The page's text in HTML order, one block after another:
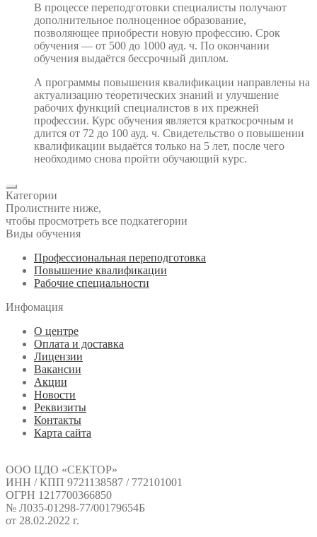
В процессе переподготовки специалисты получают
дополнительное полноценное образование,
позволяющее приобрести новую профессию. Срок
обучения — от 500 до 1000 ауд. ч. По окончании
обучения выдаётся бессрочный диплом.
А программы повышения квалификации направлены на
актуализацию теоретических знаний и улучшение
рабочих функций специалистов в их прежней
профессии. Курс обучения является краткосрочным и
длится от 72 до 100 ауд. ч. Свидетельство о повышении
квалификации выдаётся только на 5 лет, после чего
необходимо снова пройти обучающий курс.
Категории
Пролистните ниже,
чтобы просмотреть все подкатегории
Виды обучения
Профессиональная переподготовка
Повышение квалификации
Рабочие специальности
Инфомация
О центре
Оплата и доставка
Лицензии
Вакансии
Акции
Новости
Реквизиты
Контакты
Карта сайта
ООО ЦДО «СЕКТОР»
ИНН / КПП 9721138587 / 772101001
ОГРН 1217700366850
№ Л035-01298-77/00179654Б
от 28.02.2022 г.